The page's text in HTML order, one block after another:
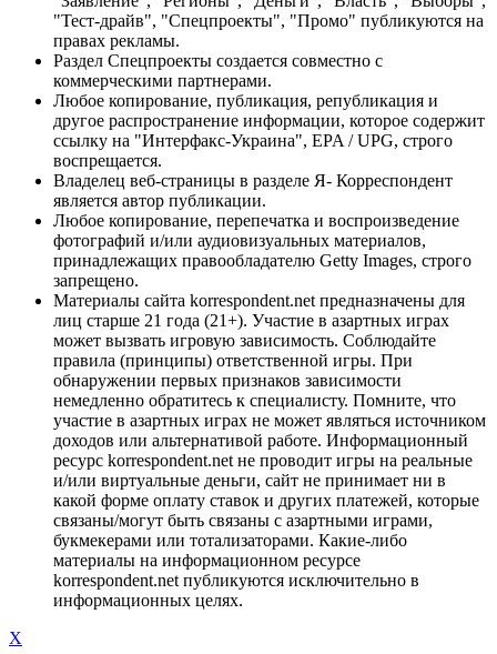
"Тест-драйв", "Спецпроекты", "Промо" публикуются на
правах рекламы.
Раздел Спецпроекты создается совместно с
коммерческими партнерами.
Любое копирование, публикация, републикация и
другое распространение информации, которое содержит
ссылку на "Интерфакс-Украина", EPA / UPG, строго
воспрещается.
Владелец веб-страницы в разделе Я- Корреспондент
является автор публикации.
Любое копирование, перепечатка и воспроизведение
фотографий и/или аудиовизуальных материалов,
принадлежащих правообладателю Getty Images, строго
запрещено.
Материалы сайта korrespondent.net предназначены для
лиц старше 21 года (21+). Участие в азартных играх
может вызвать игровую зависимость. Соблюдайте
правила (принципы) ответственной игры. При
обнаружении первых признаков зависимости
немедленно обратитесь к специалисту. Помните, что
участие в азартных играх не может являться источником
доходов или альтернативой работе. Информационный
ресурс korrespondent.net не проводит игры на реальные
и/или виртуальные деньги, сайт не принимает ни в
какой форме оплату ставок и других платежей, которые
связаны/могут быть связаны с азартными играми,
букмекерами или тотализаторами. Какие-либо
материалы на информационном ресурсе
korrespondent.net публикуются исключительно в
информационных целях.
X